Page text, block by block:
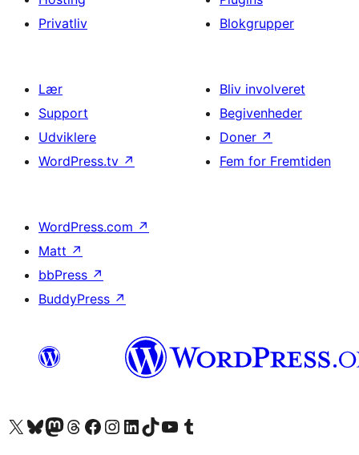
Privatliv
Blokgrupper
Lær
Support
Udviklere
WordPress.tv ↗
Bliv involveret
Begivenheder
Doner ↗
Fem for Fremtiden
WordPress.com ↗
Matt ↗
bbPress ↗
BuddyPress ↗
Besøg vores X (tidligere Twitter) konto
Besøg vores Bluesky-konto
Besøg vores Mastodon konto
Besøg vores Threads-konto
Besøg vores Facebook sideBesøg vores Instagram konto
Besøg vores LinkedIn konto
Besøg vores TikTok-konto
Besøg vores YouTube-kanalBesøg vores Tumblr-konto